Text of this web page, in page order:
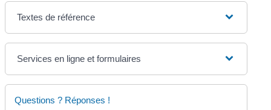
Textes de référence
Services en ligne et formulaires
Questions ? Réponses !